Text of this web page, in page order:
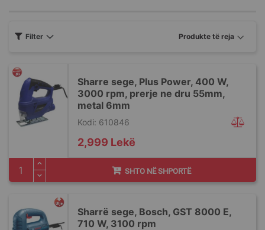
Sharre sege, Plus Power, 400 W,
3000 rpm, prerje ne dru 55mm,
metal 6mm
Kodi: 610846
2,999 Lekë
SHTO NË SHPORTË
Sharrë sege, Bosch, GST 8000 E,
710 W, 3100 rpm
Filter